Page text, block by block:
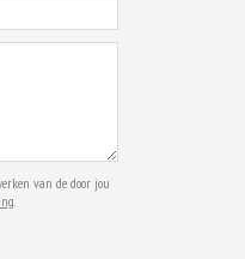
van de door jou
.